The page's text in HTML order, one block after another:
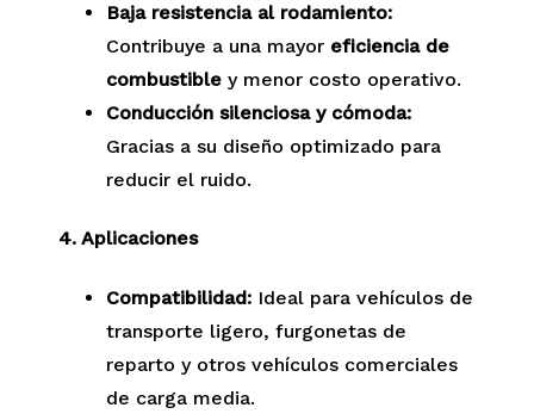
Baja resistencia al rodamiento:
Contribuye a una mayor eficiencia de
combustibley menor costo operativo.
Conducción silenciosa y cómoda:
Gracias a su diseño optimizado para
reducir el ruido.
4. Aplicaciones
Compatibilidad:Ideal para vehículos de
transporte ligero, furgonetas de
reparto y otros vehículos comerciales
de carga media.